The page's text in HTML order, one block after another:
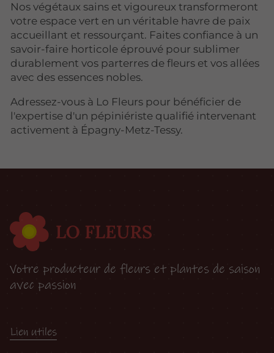
Nos végétaux sains et vigoureux transformeront
votre espace vert en un véritable havre de paix
accueillant et ressourçant. Faites confiance à un
savoir-faire horticole éprouvé pour sublimer
durablement vos parterres de fleurs et vos allées
avec des essences nobles.
Adressez-vous à Lo Fleurs pour bénéficier de
l'expertise d'un pépiniériste qualifié intervenant
activement à Épagny-Metz-Tessy.
Votre producteur de fleurs et plantes de saison
avec passion
Lien utiles